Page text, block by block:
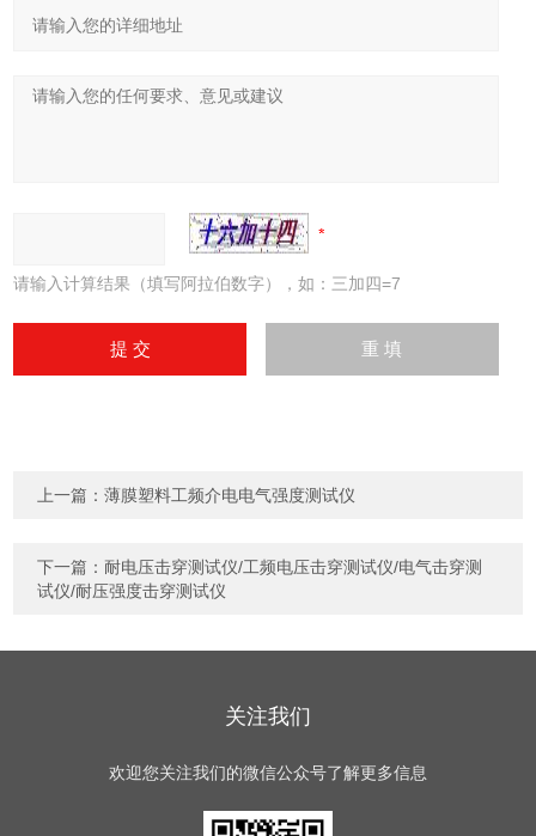
请输入计算结果（填写阿拉伯数字），如：三加四=7
上一篇：薄膜塑料工频介电电气强度测试仪
下一篇： 耐电压击穿测试仪/工频电压击穿测试仪/电气击穿测
试仪/耐压强度击穿测试仪
关注我们
欢迎您关注我们的微信公众号了解更多信息